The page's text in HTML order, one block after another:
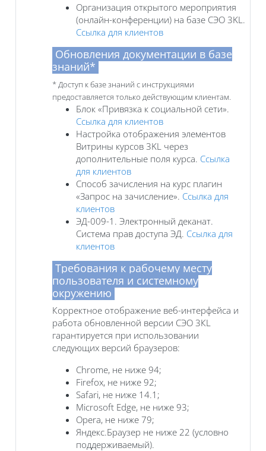
Организация открытого мероприятия
(онлайн-конференции) на базе СЭО 3KL.
Ссылка для клиентов
Обновления документации в базе
знаний*
* Доступ к базе знаний с инструкциями
предоставляется только действующим клиентам.
Блок «Привязка к социальной сети».
Ссылка для клиентов
Настройка отображения элементов
Витрины курсов 3KL через
дополнительные поля курса. Ссылка
для клиентов
Способ зачисления на курс плагин
«Запрос на зачисление». Ссылка для
клиентов
ЭД-009-1. Электронный деканат.
Система прав доступа ЭД. Ссылка для
клиентов
Требования к рабочему месту
пользователя и системному
окружению
Корректное отображение веб-интерфейса и
работа обновленной версии СЭО 3КL
гарантируется при использовании
следующих версий браузеров:
Chrome, не ниже 94;
Firefox, не ниже 92;
Safari, не ниже 14.1;
Microsoft Edge, не ниже 93;
Opera, не ниже 79;
Яндекс.Браузер не ниже 22 (условно
поддерживаемый).